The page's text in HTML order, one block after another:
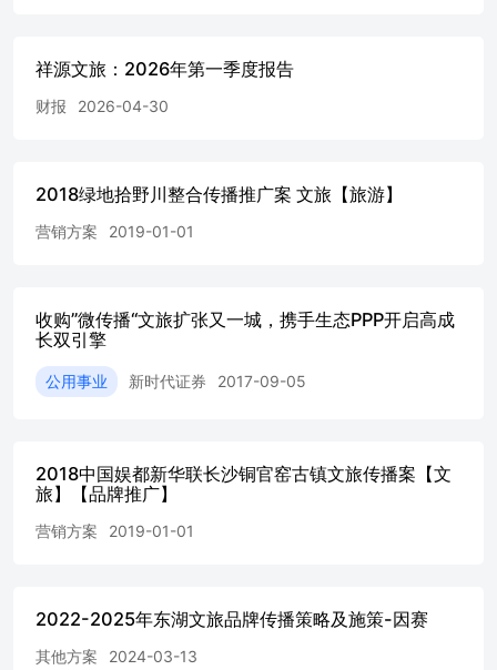
这直接催生了“躺平游”、“错峰游”、“小众深度游”等新趋
势。 无论是“无痛爬山”还是漂流躺平，这些看似“不费力”的
迎合这种对“情绪ROI”的追求，文旅市场涌现出大量“轻享
的特点，旨在为游客提供“当下的小确幸”，迎合年轻旅行者
众化、多元化的必然趋势。它并非代表着对品质的放弃，恰
恰相反，它对服务的舒适度、人性化和细节设计提出了更高
模式改造，转化为不同门槛、多种层次的文旅产品。 公众
智能生成内容）的发展，尤其是文生视频、文生音乐等能力
的成熟，正在引发一场深刻的传播革命。2024年AIGC市场
规模已达471.7亿元，同比增长494.8%，预计2028年继续攀
升至2767.4亿元 新千亿市场诞生：预计2028年AIGC带动的
口可乐从内容生产者转变为“创造力的赋能者””以极低成本
时，AIGC正从商业应用快速渗透至文旅领域，重塑宣传内
祥源文旅：2026年第一季度报告
财报 2026-04-30
2018绿地拾野川整合传播推广案 文旅【旅游】
营销方案 2019-01-01
收购”微传播“文旅扩张又一城，携手生态PPP开启高成
长双引擎
公用事业 新时代证券 2017-09-05
2018中国娱都新华联长沙铜官窑古镇文旅传播案【文
旅】【品牌推广】
营销方案 2019-01-01
2022-2025年东湖文旅品牌传播策略及施策-因赛
其他方案 2024-03-13